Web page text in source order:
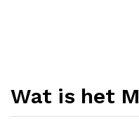
Wat is het